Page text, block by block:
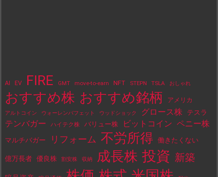
AI EV FIRE GMT move-to-earn NFT STEPN TSLA おしゃれ
おすすめ株 おすすめ銘柄 アメリカ
アルトコイン ウォーレンバフェット ウッドショック グロース株 テスラ
テンバガー ハイテク株 バリュー株 ビットコイン ペニー株
マルチバガー リフォーム 不労所得 働きたくない
億万長者 優良株 割安株 収納 成長株 投資 新築